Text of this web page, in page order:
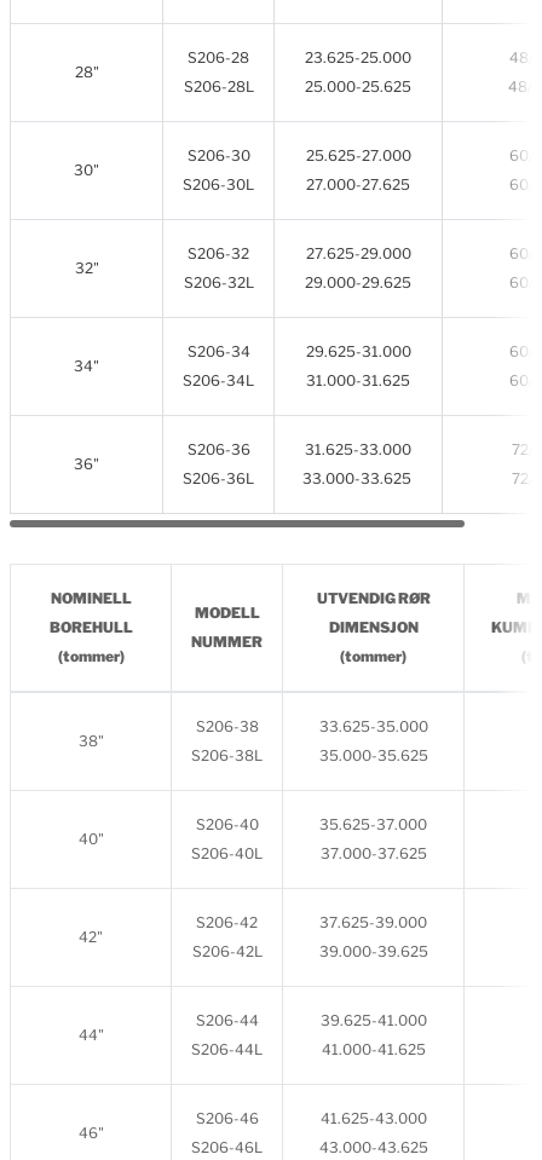
28"
S206-28
S206-28L
23.625-25.000
25.000-25.625
48/5
48/
30"
S206-30
S206-30L
25.625-27.000
27.000-27.625
60/6
60/6
32"
S206-32
S206-32L
27.625-29.000
29.000-29.625
60/6
60/6
34"
S206-34
S206-34L
29.625-31.000
31.000-31.625
60/6
60/6
36"
S206-36
S206-36L
31.625-33.000
33.000-33.625
72/7
72/7
NOMINELL
BOREHULL
(tommer)
MODELL
NUMMER
UTVENDIG RØR
DIMENSJON
(tommer)
38"
S206-38
S206-38L
33.625-35.000
35.000-35.625
40"
S206-40
S206-40L
35.625-37.000
37.000-37.625
42"
S206-42
S206-42L
37.625-39.000
39.000-39.625
44"
S206-44
S206-44L
39.625-41.000
41.000-41.625
46"
S206-46
S206-46L
41.625-43.000
43.000-43.625